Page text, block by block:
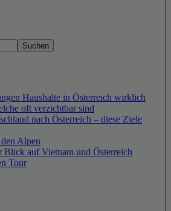
Suchen
Haushalte in Österreich wirklich
oft verzichtbar sind
nach Österreich – diese Ziele
Alpen
Blick auf Vietnam und Österreich
Tour